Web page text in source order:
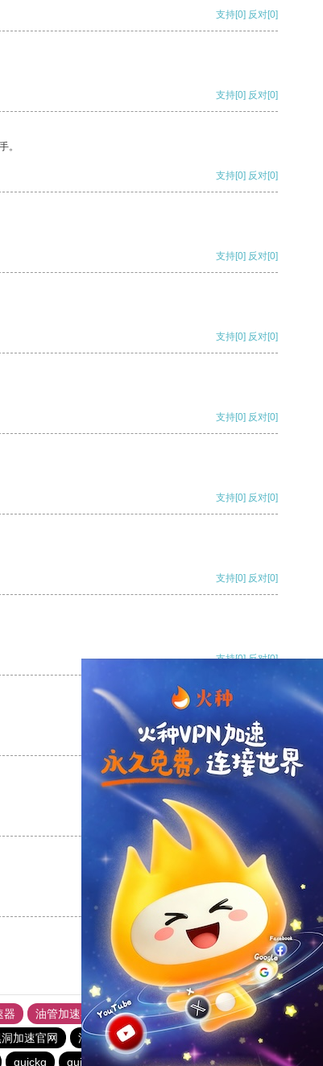
支持[0] 反对[0]
支持[0] 反对[0]
。
支持[0] 反对[0]
支持[0] 反对[0]
支持[0] 反对[0]
支持[0] 反对[0]
支持[0] 反对[0]
支持[0] 反对[0]
支持[0] 反对[0]
支持[0] 反对
支持
支持 反对 [0]
器 油管加速器 上油管加速器
回锅肉加速器
加速官网 油管加速器 旋风加速度器
老王vnp
quickq quickq 酷通加速器 黑洞加速官网